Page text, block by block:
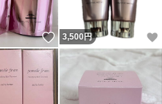
いいね！
3,500 円